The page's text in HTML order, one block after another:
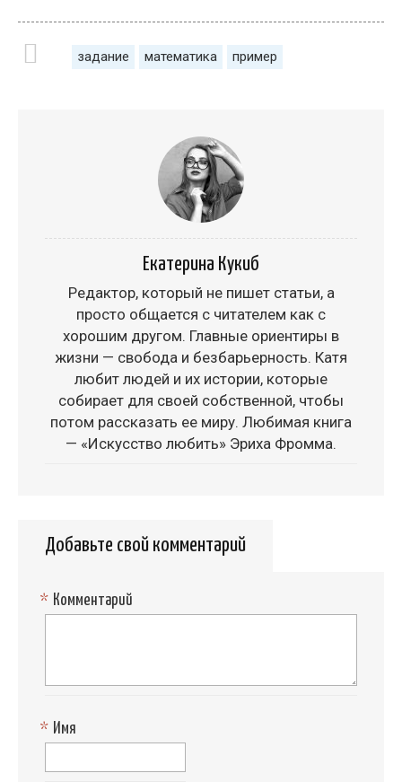
задание математика пример
Екатерина Кукиб
Редактор, который не пишет статьи, а
просто общается с читателем как с
хорошим другом. Главные ориентиры в
жизни — свобода и безбарьерность. Катя
любит людей и их истории, которые
собирает для своей собственной, чтобы
потом рассказать ее миру. Любимая книга
— «Искусство любить» Эриха Фромма.
Добавьте свой комментарий
Комментарий
*
Имя
*